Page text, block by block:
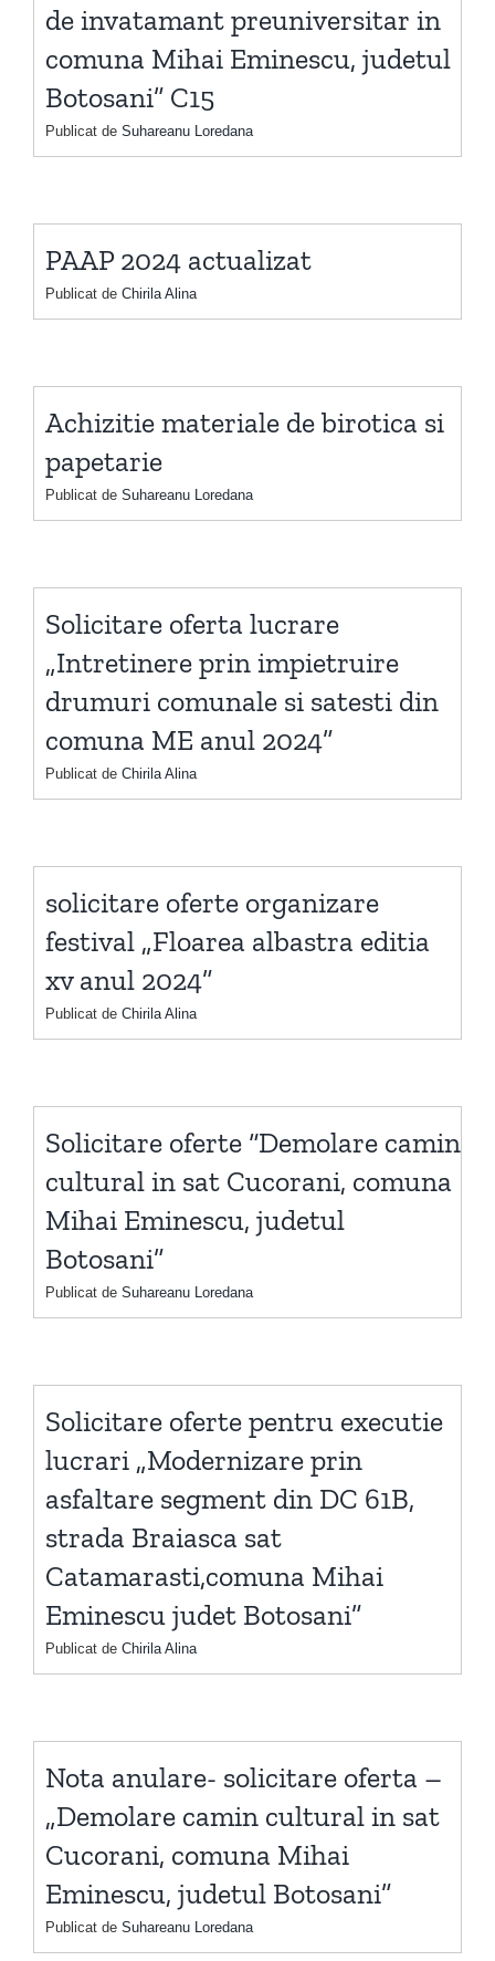
de invatamant preuniversitar in
comuna Mihai Eminescu, judetul
Botosani” C15
Publicat de Suhareanu Loredana
PAAP 2024 actualizat
Publicat de Chirila Alina
Achizitie materiale de birotica si
papetarie
Publicat de Suhareanu Loredana
Solicitare oferta lucrare
„Intretinere prin impietruire
drumuri comunale si satesti din
comuna ME anul 2024”
Publicat de Chirila Alina
solicitare oferte organizare
festival „Floarea albastra editia
xv anul 2024”
Publicat de Chirila Alina
Solicitare oferte “Demolare camin
cultural in sat Cucorani, comuna
Mihai Eminescu, judetul
Botosani”
Publicat de Suhareanu Loredana
Solicitare oferte pentru executie
lucrari „Modernizare prin
asfaltare segment din DC 61B,
strada Braiasca sat
Catamarasti,comuna Mihai
Eminescu judet Botosani”
Publicat de Chirila Alina
Nota anulare- solicitare oferta –
„Demolare camin cultural in sat
Cucorani, comuna Mihai
Eminescu, judetul Botosani”
Publicat de Suhareanu Loredana